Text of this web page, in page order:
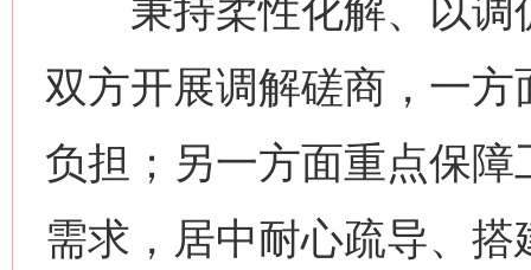
秉持柔性化解、以调
双方开展调解磋商，一
负担；另一方面重点保
需求，居中耐心疏导、